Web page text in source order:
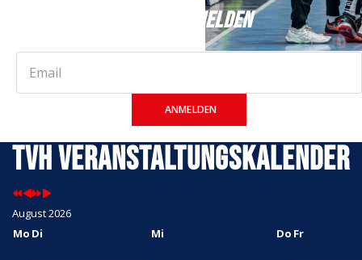
JETZT ANMELDEN
ANMELDEN
TVH Veranstaltungskalender
August 2026
Mo Di Mi Do Fr